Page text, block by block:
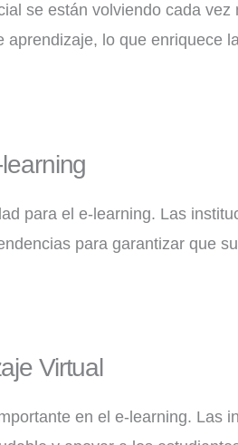
se están volviendo cada vez
lo que enriquece
para el e-learning. Las
para garantizar que
Virtual
en el e-learning. Las